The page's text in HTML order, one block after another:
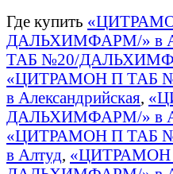
Где купить
ДАЛЬХИМФАРМ/» в
ТАБ №20/
«ЦИТРАМОН П ТАБ
в Александрийская,
ДАЛЬХИМФАРМ/» в
«ЦИТРАМОН П ТАБ
в Алтуд, «ЦИТРАМОН